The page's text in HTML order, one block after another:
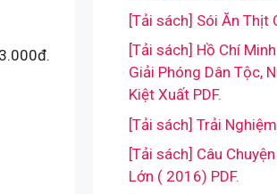
[Tải sách] Sói Ăn Thịt
[Tải sách] Hồ Chí
Giải Phóng Dân Tộc,
Kiệt Xuất PDF.
[Tải sách] Trải
[Tải sách] Câu
Lớn ( 2016) PDF.